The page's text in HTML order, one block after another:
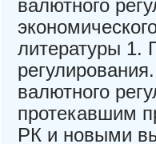
валютного
литературы 1.
валютного
протекавшим
РК и новыми